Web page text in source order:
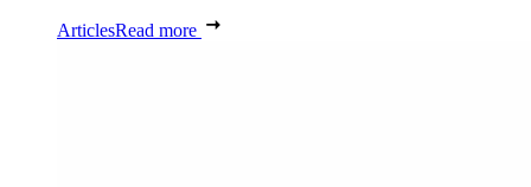
ArticlesRead more